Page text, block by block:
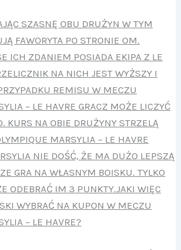
SZASNĘ OBU DRUŻYN W TYM
FAWORYTA PO STRONIE OM.
ICH ZDANIEM POSIADA EKIPA Z LE
NA NICH JEST WYŻSZY I
REMISU W MECZU
– LE HAVRE GRACZ MOŻE LICZYĆ
KURS NA OBIE DRUŻYNY STRZELĄ
MARSYLIA – LE HAVRE
NIE DOŚĆ, ŻE MA DUŻO LEPSZĄ
GRA NA WŁASNYM BOISKU. TYLKO
ODEBRAĆ IM 3 PUNKTY.JAKI WIĘC
WYBRAĆ NA KUPON W MECZU
– LE HAVRE?